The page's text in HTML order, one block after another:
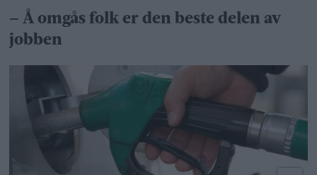
– Å omgås folk er den beste delen av
jobben